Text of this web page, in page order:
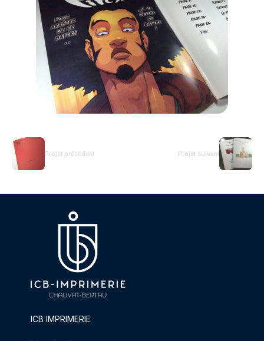
Projet précédent Projet suivant
ICB IMPRIMERIE